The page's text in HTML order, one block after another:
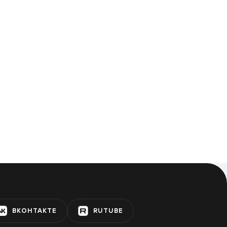
ВКОНТАКТЕ RUTUBE